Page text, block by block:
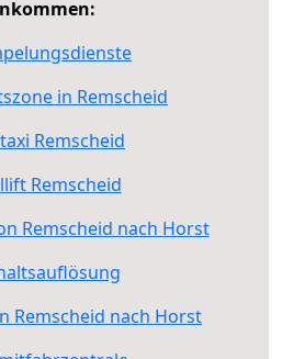
in Remscheid
Remscheid
Remscheid
Remscheid nach Horst
Remscheid nach Horst